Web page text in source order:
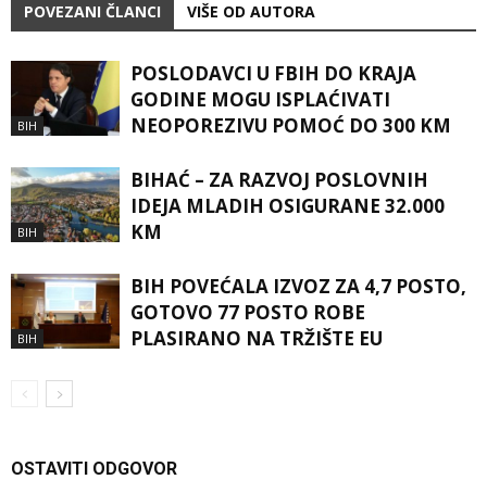
POVEZANI ČLANCI VIŠE OD AUTORA
BIH
POSLODAVCI U FBIH DO KRAJA
GODINE MOGU ISPLAĆIVATI
NEOPOREZIVU POMOĆ DO 300 KM
BIH
BIHAĆ – ZA RAZVOJ POSLOVNIH
IDEJA MLADIH OSIGURANE 32.000
KM
BIH
BIH POVEĆALA IZVOZ ZA 4,7 POSTO,
GOTOVO 77 POSTO ROBE
PLASIRANO NA TRŽIŠTE EU
OSTAVITI ODGOVOR